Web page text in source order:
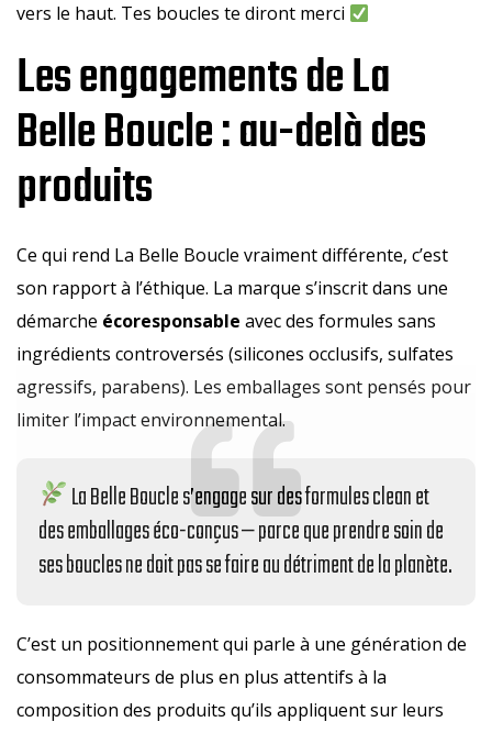
vers le haut. Tes boucles te diront merci
Les engagements de La
Belle Boucle : au-delà des
produits
Ce qui rend La Belle Boucle vraiment différente, c’est
son rapport à l’éthique. La marque s’inscrit dans une
démarche écoresponsable avec des formules sans
ingrédients controversés (silicones occlusifs, sulfates
agressifs, parabens). Les emballages sont pensés pour
limiter l’impact environnemental.
La Belle Boucle s’engage sur des formules clean et
des emballages éco-conçus — parce que prendre soin de
ses boucles ne doit pas se faire au détriment de la planète.
C’est un positionnement qui parle à une génération de
consommateurs de plus en plus attentifs à la
composition des produits qu’ils appliquent sur leurs